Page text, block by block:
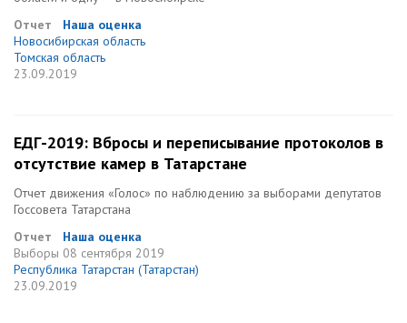
Отчет
Наша оценка
Новосибирская область
Томская область
23.09.2019
ЕДГ-2019: Вбросы и переписывание протоколов в
отсутствие камер в Татарстане
Отчет движения «Голос» по наблюдению за выборами депутатов
Госсовета Татарстана
Отчет
Наша оценка
Выборы 08 сентября 2019
Республика Татарстан (Татарстан)
23.09.2019